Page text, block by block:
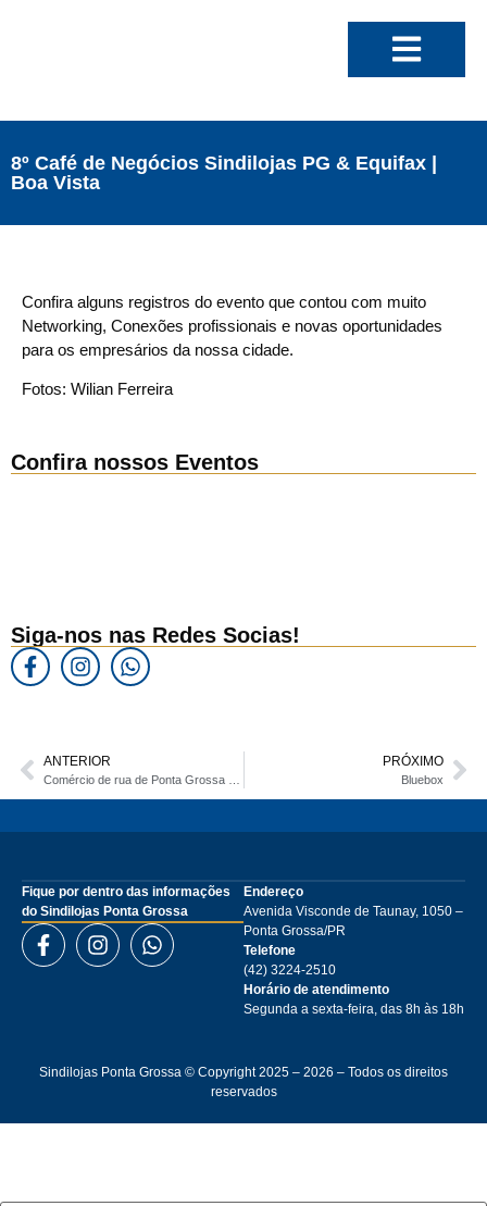
8º Café de Negócios Sindilojas PG & Equifax |
Boa Vista
Confira alguns registros do evento que contou com muito
Networking, Conexões profissionais e novas oportunidades
para os empresários da nossa cidade.
Fotos: Wilian Ferreira
Confira nossos Eventos
Siga-nos nas Redes Socias!
ANTERIOR PRÓXIMO
Bluebox
Fique por dentro das informações
do Sindilojas Ponta Grossa
Endereço
Avenida Visconde de Taunay, 1050 –
Ponta Grossa/PR
Telefone
(42) 3224-2510
Horário de atendimento
Segunda a sexta-feira, das 8h às 18h
Sindilojas Ponta Grossa © Copyright 2025 – 2026 – Todos os direitos
reservados